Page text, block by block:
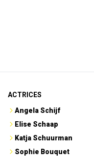
ACTRICES
Angela Schijf
Elise Schaap
Katja Schuurman
Sophie Bouquet